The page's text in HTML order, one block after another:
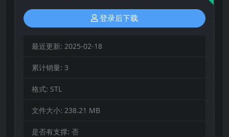
登录后下载
最近更新: 2025-02-18
累计销量: 3
格式: STL
文件大小: 238.21 MB
是否有支撑: 否